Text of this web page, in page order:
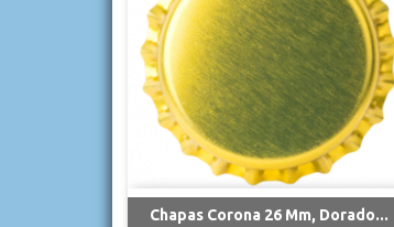
Chapas Corona 26 Mm, Dorado...
Vista rápida